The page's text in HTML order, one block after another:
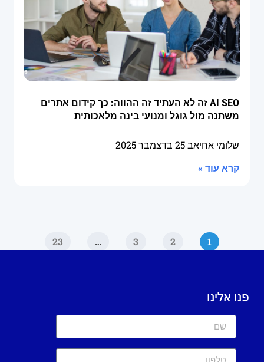
AI SEO זה לא העתיד זה ההווה: כך קידום אתרים
משתנה מול גוגל ומנועי בינה מלאכותית
שלומי אחיאב25 בדצמבר 2025
קרא עוד »
1
2
3
…
23
פנו אלינו